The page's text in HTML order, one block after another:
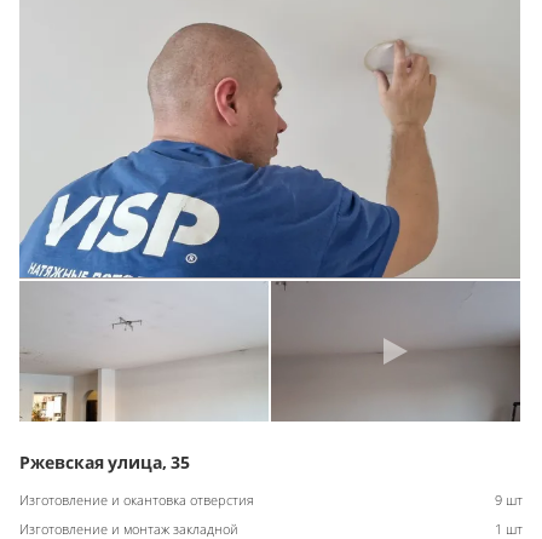
Ржевская улица, 35
Изготовление и окантовка отверстия
9 шт
Изготовление и монтаж закладной
1 шт